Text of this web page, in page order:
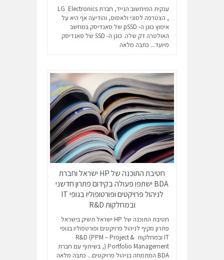
ענקית המיחשוב הנייד, חברת LG Electronics
, הצטרפה לסוני ולאסוס, והודיעה אף היא על
אימוץ כונן ה- pSSD של סאנדיסק במחשב
האולטרה דק שלה. כונן ה- SSD של סאנדיסק
מיועד... כתבה מלאה
חטיבת התוכנה של HP ישראל וחברת
BDA ישתפו פעולה בקידום פתרון חדשני
לניהול פרויקטים ופורטופוליו בגופי IT
ובמחלקות R&D
חטיבת התוכנה של HP ישראל תשיק בישראל
פתרון מקיף לניהול פרויקטים ופורטפוליו בגופי
IT ובמחלקות R&D (PPM – Project &
Portfolio Management (, בשיתוף עם חברת
BDA המתמחה בניהול פרויקטים...
כתבה מלאה